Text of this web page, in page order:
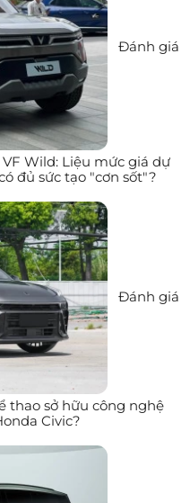
Đánh giá
Wild: Liệu mức giá dự
đủ sức tạo "cơn sốt"?
Đánh giá
thao sở hữu công nghệ
Civic?